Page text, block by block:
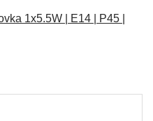
1x5.5W | E14 | P45 |